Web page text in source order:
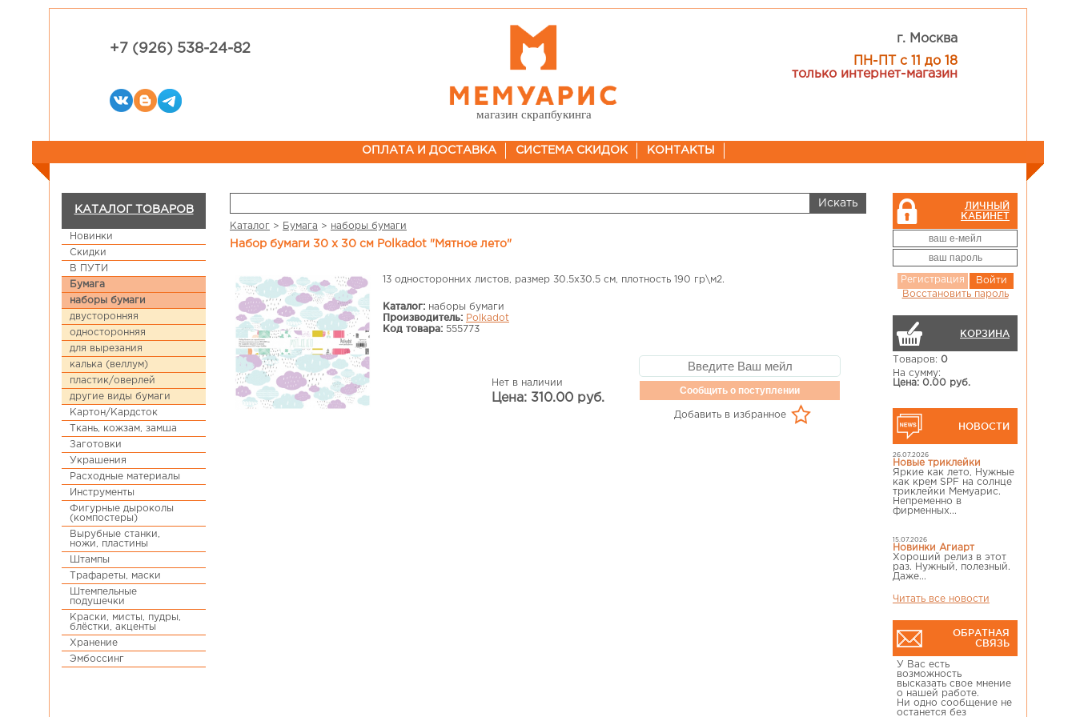
+7 (926) 538-24-82
магазин скрапбукинга
г. Москва
ПН-ПТ с 11 до 18
только интернет-магазин
ОПЛАТА И ДОСТАВКА СИСТЕМА СКИДОК КОНТАКТЫ
КАТАЛОГ ТОВАРОВ
Новинки
Скидки
В ПУТИ
Бумага
наборы бумаги
двусторонняя
односторонняя
для вырезания
калька (веллум)
пластик/оверлей
другие виды бумаги
Картон/Кардсток
Ткань, кожзам, замша
Заготовки
Украшения
Расходные материалы
Инструменты
Фигурные дыроколы
(компостеры)
Вырубные станки,
ножи, пластины
Штампы
Трафареты, маски
Штемпельные
подушечки
Краски, мисты, пудры,
блёстки, акценты
Хранение
Эмбоссинг
ЛИЧНЫЙ
КАБИНЕТ
Регистрация
Войти
Восстановить пароль
КОРЗИНА
Товаров: 0
На сумму:
Цена: 0.00 руб.
НОВОСТИ
26.07.2026
Новые триклейки
Яркие как лето, Нужные
как крем SPF на солнце
триклейки Мемуарис.
Непременно в
фирменных...
15.07.2026
Новинки Агиарт
Хороший релиз в этот
раз. Нужный, полезный.
Даже...
Читать все новости
ОБРАТНАЯ
СВЯЗЬ
У Вас есть
возможность
высказать свое мнение
о нашей работе.
Ни одно сообщение не
останется без
Каталог > Бумага > наборы бумаги
Набор бумаги 30 х 30 см Polkadot "Мятное лето"
13 односторонних листов, размер 30.5х30.5 см, плотность 190 гр\м2.
Каталог: наборы бумаги
Производитель: Polkadot
Код товара: 555773
Нет в наличии
Цена: 310.00 руб.
Сообщить о поступлении
Добавить в избранное